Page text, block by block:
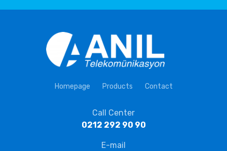
Homepage Products Contact
Call Center
0212 292 90 90
E-mail